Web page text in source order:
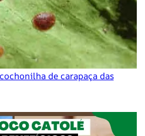
de carapaça das